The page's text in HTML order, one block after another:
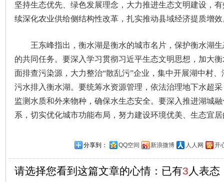
坚持生态优先、绿色发展理念，大力推进生态文明建设，
续深化农业供给侧结构性改革，扎实推动县域经济提质增效
王东峰指出，衡水湖是衡水的城市名片，保护衡水湖生
的共同任务。要深入学习贯彻习近平生态文明思想，加大
面排查污染源，大力整治“散乱污”企业，集中开展湖中村
污水排入衡水湖。要统筹水资源管理，依法治理地下水超
监测水质和外来物种，确保水生态安全。要深入推进湖城
系，切实优化城市功能布局，努力建设环境优美、生态宜
分享到： QQ空间 新浪微博 人人网 开
请选择您看到这篇文章的心情：已有3 人表态